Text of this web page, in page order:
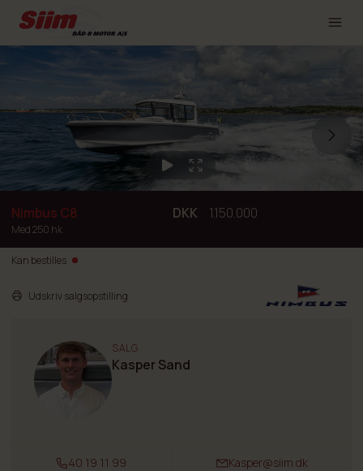
Nimbus C8
Med 250 hk
DKK 1.150.000
Kan bestilles
Udskriv salgsopstilling
SALG
Kasper Sand
40 19 11 99 Kasper@siim.dk